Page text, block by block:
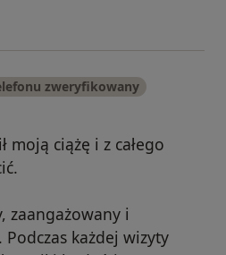
zweryfikowany
moją ciążę i z całego
zaangażowany i
każdej wizyty